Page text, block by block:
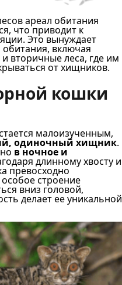
ареал обитания
что приводит к
Это вынуждает
включая
вторичные леса, где им
от хищников.
кошки
малоизученным,
одиночный хищник.
в ночное и
длинному хвосту и
превосходно
строение
вниз головой,
делает ее уникальной